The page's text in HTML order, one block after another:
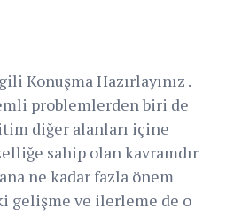
Konuşma Hazırlayınız .
problemlerden biri de
diğer alanları içine
sahip olan kavramdır
ne kadar fazla önem
gelişme ve ilerleme de o